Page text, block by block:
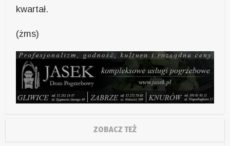
kwartał.
(żms)
ZOBACZ TEŻ